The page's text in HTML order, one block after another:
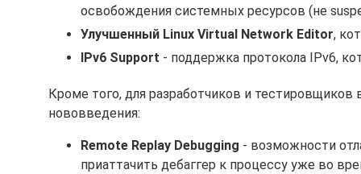
освобождения системных ресурсов (не
Улучшенный Linux Virtual Network Editor,
IPv6 Support - поддержка протокола IPv6,
Кроме того, для разработчиков и
нововведения:
Remote Replay Debugging - возможности
приаттачить дебаггер к процессу уже во